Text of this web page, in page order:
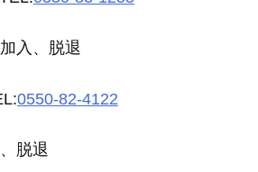
入、脱退
0550-82-4122
脱退